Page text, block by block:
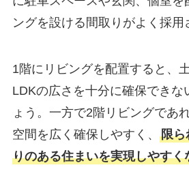
ングを設ける間取りがよく採用
1階にリビングを配置すると、
LDKの広さを十分に確保できな
ょう。一方で2階リビングであ
空間を広く確保しやすく、 限ら
りのある住まいを実現しやすく